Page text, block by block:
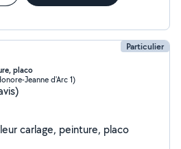
Particulier
placo
Jeanne d'Arc 1)
carlage, peinture, placo